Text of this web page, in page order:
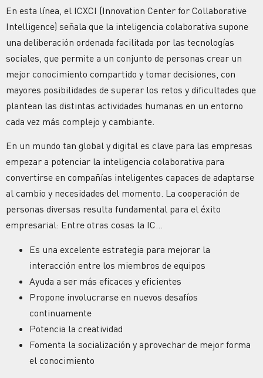
En esta línea, el ICXCI (Innovation Center for Collaborative
Intelligence) señala que la inteligencia colaborativa supone
una deliberación ordenada facilitada por las tecnologías
sociales, que permite a un conjunto de personas crear un
mejor conocimiento compartido y tomar decisiones, con
mayores posibilidades de superar los retos y dificultades que
plantean las distintas actividades humanas en un entorno
cada vez más complejo y cambiante.
En un mundo tan global y digital es clave para las empresas
empezar a potenciar la inteligencia colaborativa para
convertirse en compañías inteligentes capaces de adaptarse
al cambio y necesidades del momento. La cooperación de
personas diversas resulta fundamental para el éxito
empresarial: Entre otras cosas la IC…
Es una excelente estrategia para mejorar la
interacción entre los miembros de equipos
Ayuda a ser más eficaces y eficientes
Propone involucrarse en nuevos desafíos
continuamente
Potencia la creatividad
Fomenta la socialización y aprovechar de mejor forma
el conocimiento